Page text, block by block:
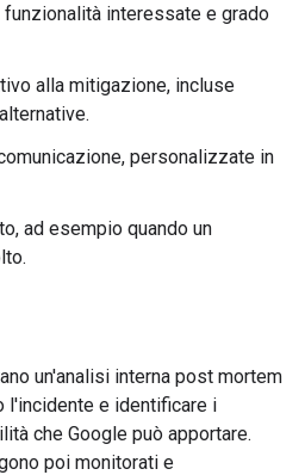
interessate e grado
alla mitigazione, incluse
personalizzate in
ad esempio quando un
un'analisi interna post mortem
l'incidente e identificare i
che Google può apportare.
poi monitorati e